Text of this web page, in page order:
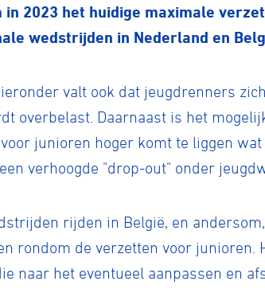
2023 het huidige maximale
wedstrijden in Nederland en
valt ook dat jeugdrenners
overbelast. Daarnaast is het
junioren hoger komt te liggen
verhoogde "drop-out" onder
rijden in België, en
rondom de verzetten voor junioren.
naar het eventueel aanpassen en